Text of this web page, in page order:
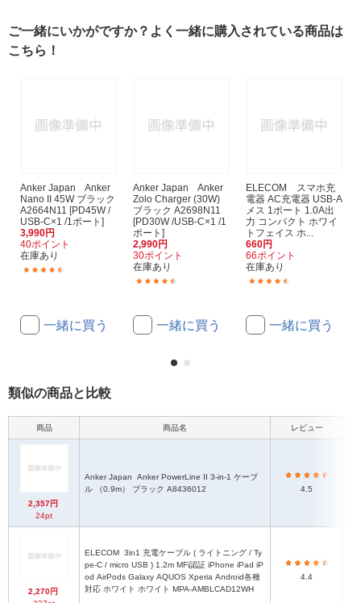
ご一緒にいかがですか？よく一緒に購入されている商品は
こちら！
Anker Japan Anker
Nano II 45W ブラック
A2664N11 [PD45W /
USB-C×1 /1ポート]
3,990円
40ポイント
在庫あり
一緒に買う
Anker Japan Anker
Zolo Charger (30W)
ブラック A2698N11
[PD30W /USB-C×1 /1
ポート]
2,990円
30ポイント
在庫あり
一緒に買う
ELECOM スマホ充
電器 AC充電器 USB-A
メス 1ポート 1.0A出
力 コンパクト ホワイ
トフェイス ホ...
660円
66ポイント
在庫あり
一緒に買う
類似の商品と比較
商品 商品名 レビュー
2,357円
24pt
Anker Japan
ル （0.9m） ブラック A8436012
4.5
2,270円
ELECOM
pe-C / micro USB ) 1.2m MFi認証 iPhone iPad iP
od AirPods Galaxy AQUOS Xperia Android各種
対応 ホワイト ホワイト MPA-AMBLCAD12WH
4.4